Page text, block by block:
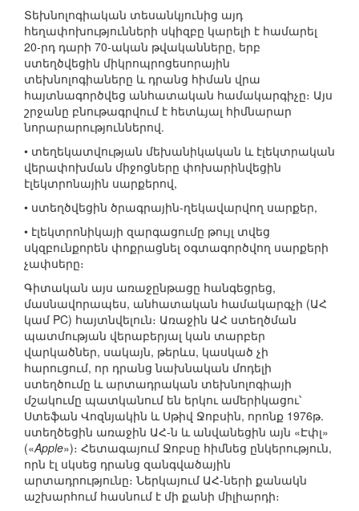
Տեխնոլոգիական տեսանկյունից այդ
հեղափոխությունների սկիզբը կարելի է համարել
20-րդ դարի 70-ական թվականները, երբ
ստեղծվեցին միկրոպրոցեսորային
տեխնոլոգիաները և դրանց հիման վրա
հայտնագործվեց անհատական համակարգիչը։ Այս
շրջանը բնութագրվում է հետևյալ հիմնարար
նորարարություններով.
• տեղեկատվության մեխանիկական և էլեկտրական
վերափոխման միջոցները փոխարինվեցին
էլեկտրոնային սարքերով,
• ստեղծվեցին ծրագրային-ղեկավարվող սարքեր,
• էլեկտրոնիկայի զարգացումը թույլ տվեց
սկզբունքորեն փոքրացնել օգտագործվող սարքերի
չափսերը։
Գիտական այս առաջընթացը հանգեցրեց,
մասնավորապես, անհատական համակարգչի (ԱՀ
կամ PC) հայտնվելուն։ Առաջին ԱՀ ստեղծման
պատմության վերաբերյալ կան տարբեր
վարկածներ, սակայն, թերևս, կասկած չի
հարուցում, որ դրանց նախնական մոդելի
ստեղծումը և արտադրական տեխնոլոգիայի
մշակումը պատկանում են երկու ամերիկացու՝
Ստեֆան Վոզնյակին և Սթիվ Ջոբսին, որոնք 1976թ.
ստեղծեցին առաջին ԱՀ-ն և անվանեցին այն «Էփլ»
(«Apple»)։ Հետագայում Ջոբսը հիմնեց ընկերություն,
որն էլ սկսեց դրանց զանգվածային
արտադրությունը։ Ներկայում ԱՀ-ների քանակն
աշխարհում հասնում է մի քանի միլիարդի։